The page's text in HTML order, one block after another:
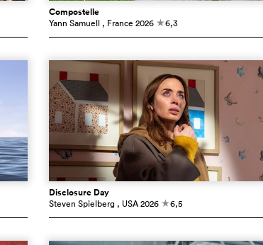
Compostelle
Yann Samuell , France 2026 c6,3
Disclosure Day
Steven Spielberg , USA 2026 c6,5